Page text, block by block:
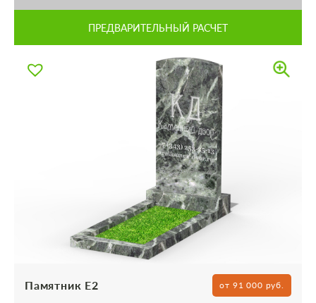
ПРЕДВАРИТЕЛЬНЫЙ РАСЧЕТ
Памятник Е2 от 91 000 руб.